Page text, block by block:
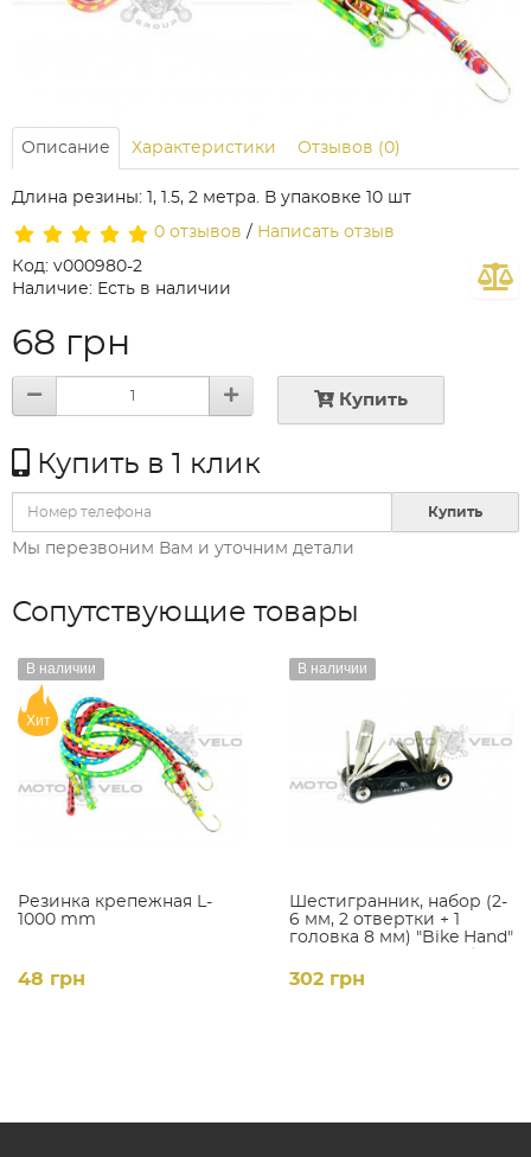
Описание Характеристики Отзывов (0)
Длина резины: 1, 1.5, 2 метра. В упаковке 10 шт
0 отзывов / Написать отзыв
Код: v000980-2
Наличие: Есть в наличии
68 грн
Купить
Купить в 1 клик
Купить
Мы перезвоним Вам и уточним детали
Сопутствующие товары
Резинка крепежная L-
1000 mm
В наличии
Хит
48 грн
Шестигранник, набор (2-
6 мм, 2 отвертки + 1
головка 8 мм) "Bike Hand"
цвет: черный
В наличии
302 грн